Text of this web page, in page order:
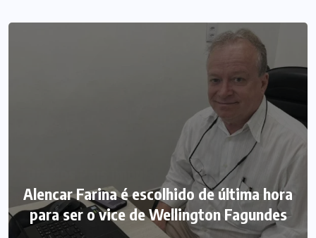
Alencar Farina é escolhido de última hora
para ser o vice de Wellington Fagundes